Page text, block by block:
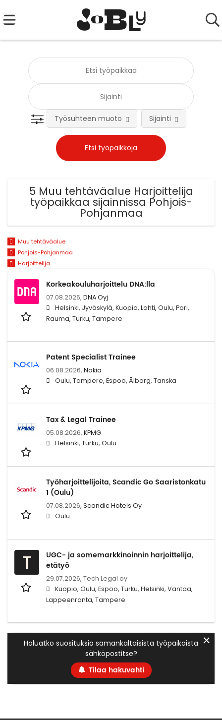
Työsuhteen muoto Sijainti
5 Muu tehtäväalue Harjoittelija
työpaikkaa sijainnissa Pohjois-
Pohjanmaa
Muu tehtäväalue
Pohjois-Pohjanmaa
Harjoittelija
Korkeakouluharjoittelu DNA:lla
07.08.2026, DNA Oyj
Helsinki, Jyväskylä, Kuopio, Lahti, Oulu, Pori,
Rauma, Turku, Tampere
Patent Specialist Trainee
06.08.2026, Nokia
Oulu, Tampere, Espoo, Ålborg, Tanska
Tax & Legal Trainee
05.08.2026, KPMG
Helsinki, Turku, Oulu
Työharjoittelijoita, Scandic Go Saaristonkatu
1 (Oulu)
07.08.2026, Scandic Hotels Oy
Oulu
T
UGC- ja somemarkkinoinnin harjoittelija,
etätyö
29.07.2026, Tech Legal oy
Kuopio, Oulu, Espoo, Turku, Helsinki, Vantaa,
Lappeenranta, Tampere
Haluatko suosituksia samankaltaisista työpaikoista
sähköpostitse?
Tilaa hakuvahti
✕